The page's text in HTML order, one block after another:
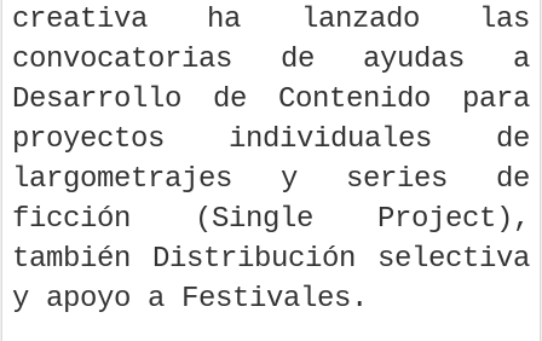
creativa ha lanzado las
convocatorias de ayudas a
Desarrollo de Contenido para
proyectos individuales de
largometrajes y series de
ficción (Single Project),
también Distribución selectiva
y apoyo a Festivales.